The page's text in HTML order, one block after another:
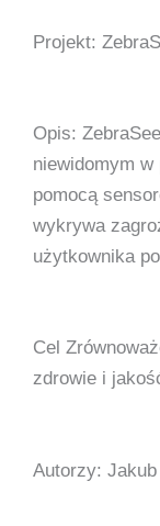
Projekt:
Opis:
niewidomym
pomocą
wykrywa
użytkownika
Cel
zdrowie i
Autorzy: